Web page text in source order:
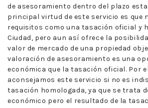
de asesoramiento dentro del plazo
principal virtud de este servicio es que
requisitos como una tasación oficial y
Ciudad, pero aun así ofrece la
valor de mercado de una propiedad
valoración de asesoramiento es una
económica que la tasación oficial. Por
aconsejamos este servicio si no es
tasación homologada, ya que se trata
económico pero el resultado de la